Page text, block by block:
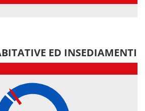
ED INSEDIAMENTI